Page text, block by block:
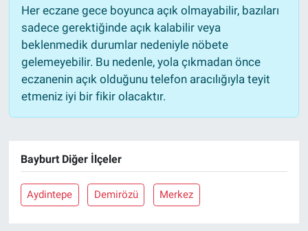
Her eczane gece boyunca açık olmayabilir, bazıları
sadece gerektiğinde açık kalabilir veya
beklenmedik durumlar nedeniyle nöbete
gelemeyebilir. Bu nedenle, yola çıkmadan önce
eczanenin açık olduğunu telefon aracılığıyla teyit
etmeniz iyi bir fikir olacaktır.
Bayburt Diğer İlçeler
Aydintepe Demirözü Merkez